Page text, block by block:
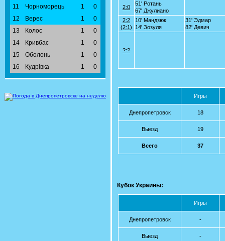
11
Чорноморець 1
0
12
Верес 1
0
13
Колос 1
0
14
Кривбас 1
0
15
Оболонь 1
0
16
Кудрівка 1 0
2:0
51' Ротань
67' Джулиано
2:2
(2:1)
10' Мандзюк
14' Зозуля
31' Эдмар
82' Девич
?:?
Игры
Днепропетровск 18
Выезд 19
Всего 37
Кубок Украины:
Игры
Днепропетровск -
Выезд -